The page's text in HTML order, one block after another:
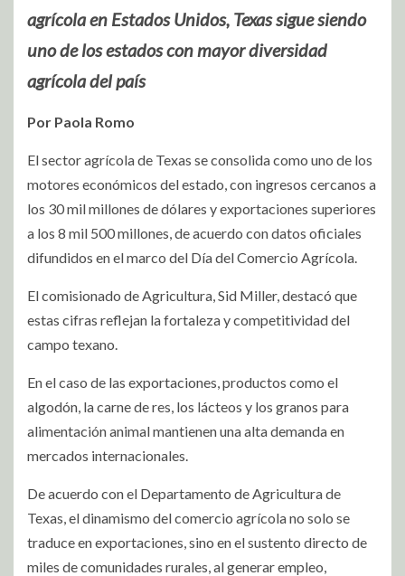
agrícola en Estados Unidos, Texas sigue siendo
uno de los estados con mayor diversidad
agrícola del país
Por Paola Romo
El sector agrícola de Texas se consolida como uno de los
motores económicos del estado, con ingresos cercanos a
los 30 mil millones de dólares y exportaciones superiores
a los 8 mil 500 millones, de acuerdo con datos oficiales
difundidos en el marco del Día del Comercio Agrícola.
El comisionado de Agricultura, Sid Miller, destacó que
estas cifras reflejan la fortaleza y competitividad del
campo texano.
En el caso de las exportaciones, productos como el
algodón, la carne de res, los lácteos y los granos para
alimentación animal mantienen una alta demanda en
mercados internacionales.
De acuerdo con el Departamento de Agricultura de
Texas, el dinamismo del comercio agrícola no solo se
traduce en exportaciones, sino en el sustento directo de
miles de comunidades rurales, al generar empleo,